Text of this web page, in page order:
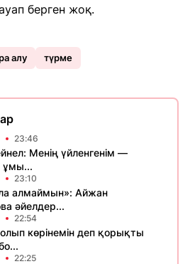
берген жоқ.
алу түрме
23:46
Менің үйленгенім —
ұмы...
23:10
алмаймын»: Айжан
әйелдер...
22:54
көрінемін деп қорықты
22:25